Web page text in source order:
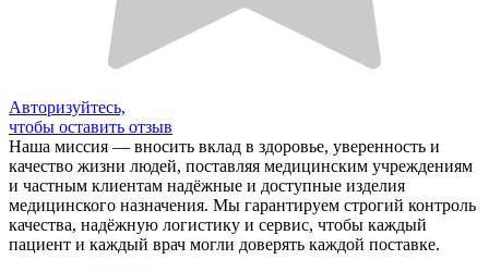
Авторизуйтесь,
чтобы оставить отзыв
Наша миссия — вносить вклад в здоровье, уверенность и
качество жизни людей, поставляя медицинским учреждениям
и частным клиентам надёжные и доступные изделия
медицинского назначения. Мы гарантируем строгий контроль
качества, надёжную логистику и сервис, чтобы каждый
пациент и каждый врач могли доверять каждой поставке.